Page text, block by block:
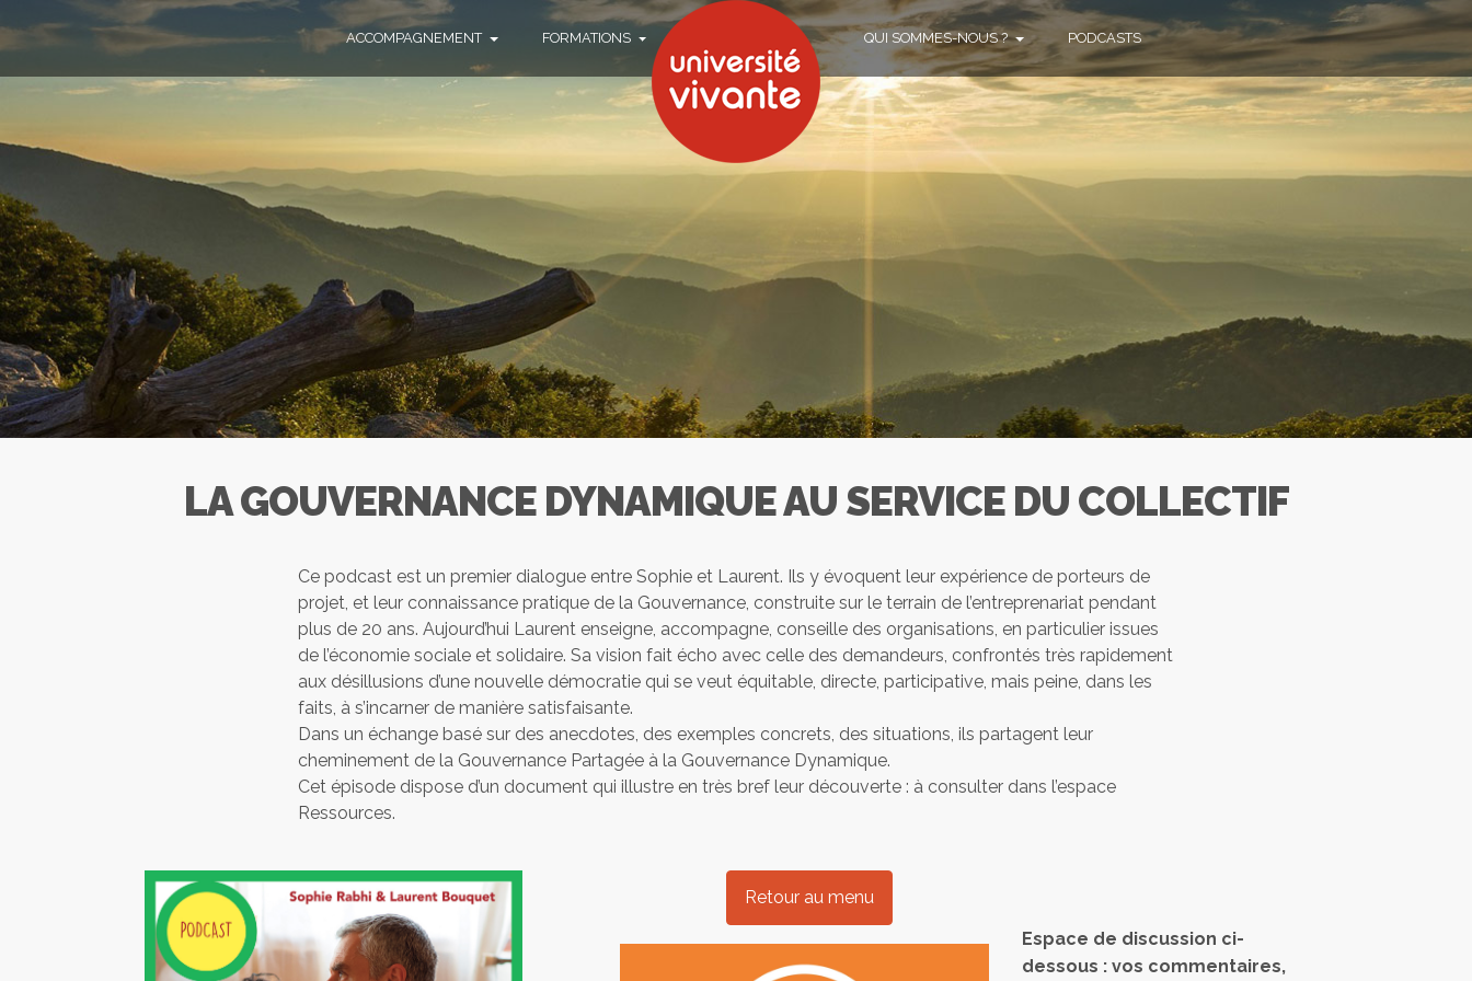
ACCOMPAGNEMENT FORMATIONS QUI SOMMES-NOUS ? PODCASTS
LA GOUVERNANCE DYNAMIQUE AU SERVICE DU COLLECTIF
Ce podcast est un premier dialogue entre Sophie et Laurent. Ils y évoquent leur expérience de porteurs de
projet, et leur connaissance pratique de la Gouvernance, construite sur le terrain de l’entreprenariat pendant
plus de 20 ans. Aujourd’hui Laurent enseigne, accompagne, conseille des organisations, en particulier issues
de l’économie sociale et solidaire. Sa vision fait écho avec celle des demandeurs, confrontés très rapidement
aux désillusions d’une nouvelle démocratie qui se veut équitable, directe, participative, mais peine, dans les
faits, à s’incarner de manière satisfaisante.
Dans un échange basé sur des anecdotes, des exemples concrets, des situations, ils partagent leur
cheminement de la Gouvernance Partagée à la Gouvernance Dynamique.
Cet épisode dispose d’un document qui illustre en très bref leur découverte : à consulter dans l’espace
Ressources.
Retour au menu
Espace de discussion ci-
dessous : vos commentaires,